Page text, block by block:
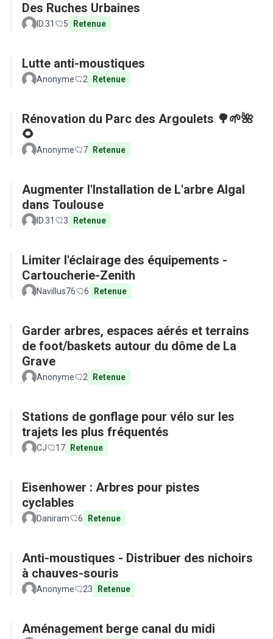
Des Ruches Urbaines
ID.31 5 Retenue
Lutte anti-moustiques
Anonyme 2 Retenue
Rénovation du Parc des Argoulets 🌳🌱🌺
🌻
Anonyme 7 Retenue
Augmenter l'Installation de L'arbre Algal
dans Toulouse
ID.31 3 Retenue
Limiter l'éclairage des équipements -
Cartoucherie-Zenith
Navillus76 6 Retenue
Garder arbres, espaces aérés et terrains
de foot/baskets autour du dôme de La
Grave
Anonyme 2 Retenue
Stations de gonflage pour vélo sur les
trajets les plus fréquentés
CJ 17 Retenue
Eisenhower : Arbres pour pistes
cyclables
Daniram 6 Retenue
Anti-moustiques - Distribuer des nichoirs
à chauves-souris
Anonyme 23 Retenue
Aménagement berge canal du midi